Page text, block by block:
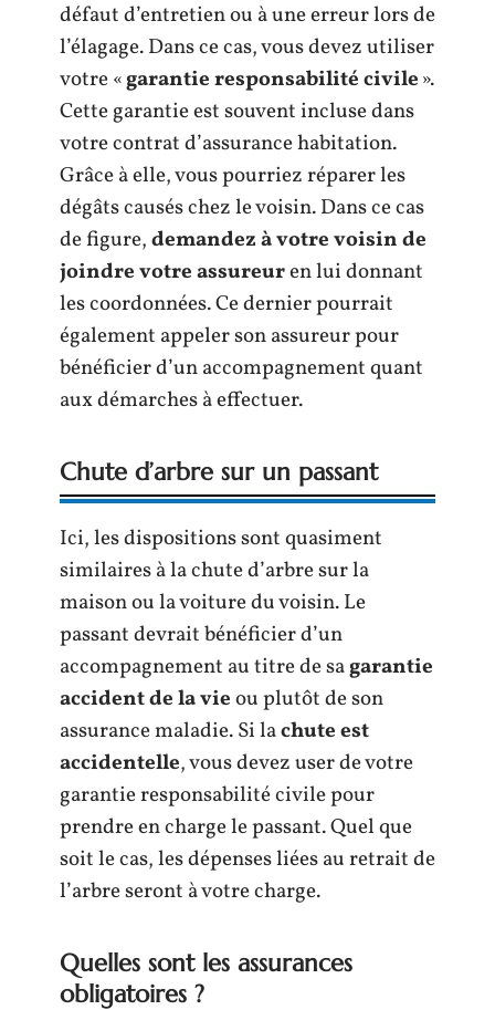
défaut d’entretien ou à une erreur lors de
l’élagage. Dans ce cas, vous devez utiliser
votre «garantie responsabilité civile».
Cette garantie est souvent incluse dans
votre contrat d’assurance habitation.
Grâce à elle, vous pourriez réparer les
dégâts causés chez le voisin. Dans ce cas
de figure,demandez à votre voisin de
joindre votre assureuren lui donnant
les coordonnées. Ce dernier pourrait
également appeler son assureur pour
bénéficier d’un accompagnement quant
aux démarches à effectuer.
Chute d’arbre sur un passant
Ici, les dispositions sont quasiment
similaires à la chute d’arbre sur la
maison ou la voiture du voisin. Le
passant devrait bénéficier d’un
accompagnement au titre de sagarantie
accident de la vieou plutôt de son
assurance maladie. Si lachute est
accidentelle, vous devez user de votre
garantie responsabilité civile pour
prendre en charge le passant. Quel que
soit le cas, les dépenses liées au retrait de
l’arbre seront à votre charge.
Quelles sont les assurances
obligatoires ?